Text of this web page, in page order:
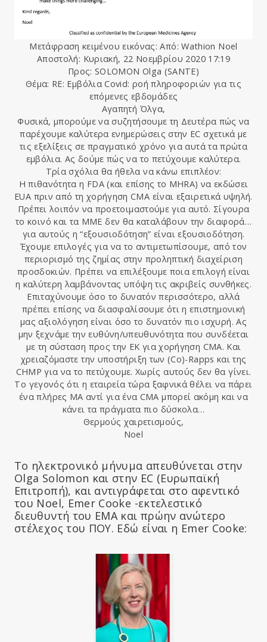
Μετάφραση κειμένου εικόνας: Από: Wathion Noel
Αποστολή: Κυριακή, 22 Νοεμβρίου 2020 17:19
Προς: SOLOMON Olga (SANTE)
Θέμα: RE: Εμβόλια Covid: ροή πληροφοριών για τις
επόμενες εβδομάδες
Αγαπητή Όλγα,
Φυσικά, μπορούμε να συζητήσουμε τη Δευτέρα πώς να
παρέχουμε καλύτερα ενημερώσεις στην EC σχετικά με
τις εξελίξεις σε πραγματικό χρόνο για αυτά τα πρώτα
εμβόλια. Ας δούμε πώς να το πετύχουμε καλύτερα.
Τρία σχόλια θα ήθελα να κάνω επιπλέον:
Η πιθανότητα η FDA (και επίσης το MHRA) να εκδώσει
EUA πριν από τη χορήγηση CMA είναι εξαιρετικά υψηλή.
Πρέπει λοιπόν να προετοιμαστούμε για αυτό. Σίγουρα
το κοινό και τα ΜΜΕ δεν θα καταλάβουν την διαφορά…
για αυτούς η “εξουσιοδότηση” είναι εξουσιοδότηση.
Έχουμε επιλογές για να το αντιμετωπίσουμε, από τον
περιορισμό της ζημίας στην προληπτική διαχείριση
προσδοκιών. Πρέπει να επιλέξουμε ποια επιλογή είναι
η καλύτερη λαμβάνοντας υπόψη τις ακριβείς συνθήκες.
Επιταχύνουμε όσο το δυνατόν περισσότερο, αλλά
πρέπει επίσης να διασφαλίσουμε ότι η επιστημονική
μας αξιολόγηση είναι όσο το δυνατόν πιο ισχυρή. Ας
μην ξεχνάμε την ευθύνη/υπευθυνότητα που συνδέεται
με τη σύσταση προς την ΕΚ για χορήγηση CMA. Και
χρειαζόμαστε την υποστήριξη των (Co)-Rapps και της
CHMP για να το πετύχουμε. Χωρίς αυτούς δεν θα γίνει.
Το γεγονός ότι η εταιρεία τώρα ξαφνικά θέλει να πάρει
ένα πλήρες MA αντί για ένα CMA μπορεί ακόμη και να
κάνει τα πράγματα πιο δύσκολα…
Θερμούς χαιρετισμούς,
Noel
Το ηλεκτρονικό μήνυμα απευθύνεται στην
Olga Solomon και στην EC (Ευρωπαϊκή
Επιτροπή), και αντιγράφεται στο αφεντικό
του Noel, Emer Cooke -εκτελεστικό
διευθυντή του EMA και πρώην ανώτερο
στέλεχος του ΠΟΥ. Εδώ είναι η Emer Cooke: